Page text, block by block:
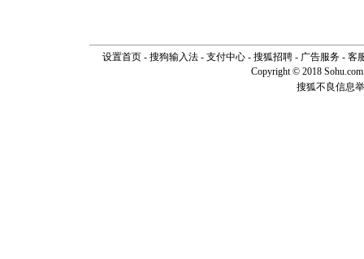
[春节]风
颜！冬去
道一声平
[春节]传
设置首页- 搜狗输入法- 支付中心- 搜狐招聘- 广告服务- 客
Copyright © 2018
搜狐不良信息